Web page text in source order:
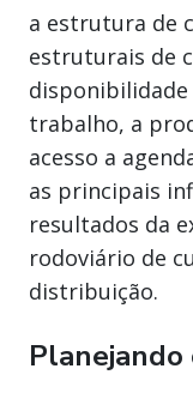
a estrutura de
estruturais de
disponibilidade
trabalho, a
acesso a
as principais
resultados da
rodoviário de
distribuição.
Planejando